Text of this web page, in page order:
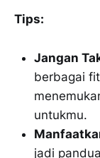
Tips:
Jangan
berbagai
untukmu.
jadi